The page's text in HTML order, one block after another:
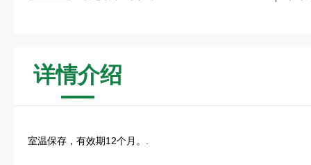
详情介绍
室温保存，有效期12个月。.